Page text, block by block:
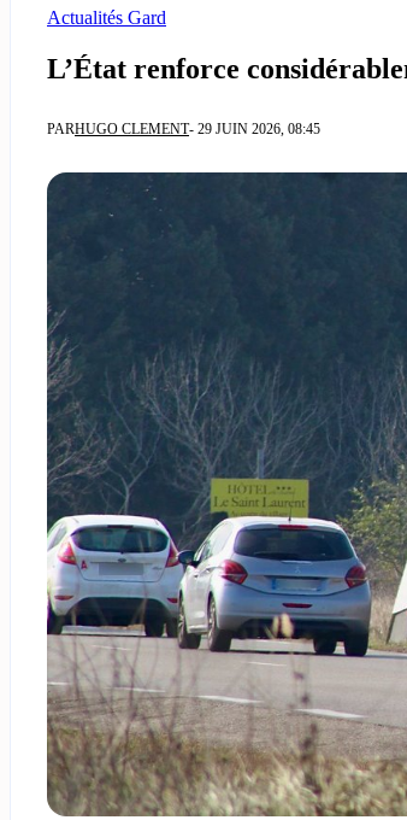
Actualités Gard
L’État renforce
PARHUGO CLEMENT- 29 JUIN 2026, 08:45